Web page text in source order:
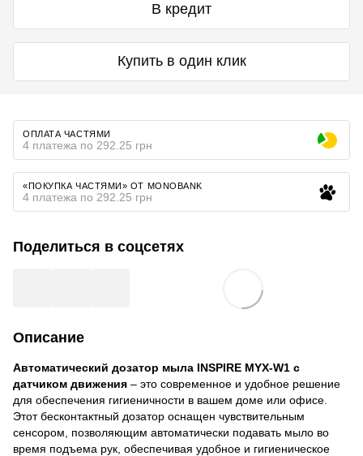
В кредит
Купить в один клик
ОПЛАТА ЧАСТЯМИ
4 платежа по 292.25 грн
«ПОКУПКА ЧАСТЯМИ» ОТ MONOBANK
4 платежа по 292.25 грн
Поделиться в соцсетях
Описание
Автоматический дозатор мыла INSPIRE MYX-W1 с
датчиком движения – это современное и удобное решение
для обеспечения гигиеничности в вашем доме или офисе.
Этот бесконтактный дозатор оснащен чувствительным
сенсором, позволяющим автоматически подавать мыло во
время подъема рук, обеспечивая удобное и гигиеническое